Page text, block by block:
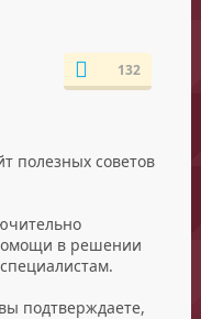
132
полезных советов
в решении
подтверждаете,